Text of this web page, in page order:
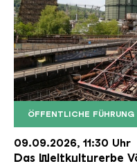
ÖFFENTLICHE FÜHRUNG
Der
Copyright:
09.09.2026, 11:30 Uhr
Das Weltkulturerbe